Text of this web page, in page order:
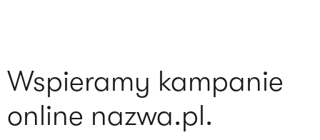
Wspieramy kampanie
online nazwa.pl.